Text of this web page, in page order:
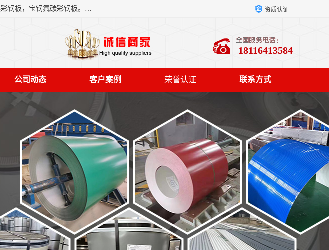
上海轩本实业有限公司主营产品：宝钢彩钢板、宝钢彩钢卷、宝钢彩涂板、宝钢彩涂卷、宝钢高耐候彩钢板，宝钢氟碳彩钢板。是一家集钢铁贸易，物流、加工为一体的产业全配套公司。 资质认证
18116413584
公司动态 客户案例 荣誉认证 联系方式